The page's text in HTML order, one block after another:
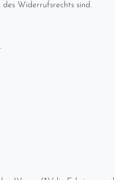
Widerrufsrechts sind.